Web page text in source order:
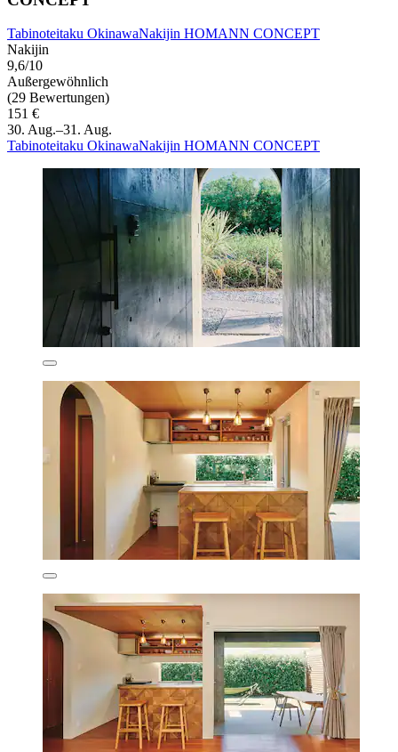
Tabinoteitaku OkinawaNakijin HOMANN CONCEPT
Nakijin
9,6/10
Außergewöhnlich
(29 Bewertungen)
151 €
30. Aug.–31. Aug.
Tabinoteitaku OkinawaNakijin HOMANN CONCEPT